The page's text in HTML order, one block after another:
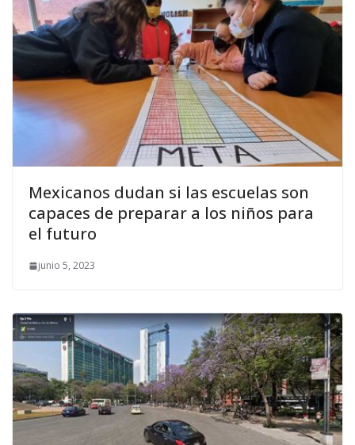
Mexicanos dudan si las escuelas son
capaces de preparar a los niños para
el futuro
junio 5, 2023